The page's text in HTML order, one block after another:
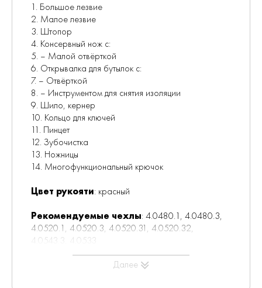
1. Большое лезвие
2. Малое лезвие
3. Штопор
4. Консервный нож с:
5. – Малой отвёрткой
6. Открывалка для бутылок с:
7. – Отвёрткой
8. – Инструментом для снятия изоляции
9. Шило, кернер
10. Кольцо для ключей
11. Пинцет
12. Зубочистка
13. Ножницы
14. Многофункциональный крючок
Цвет рукояти: красный
Рекомендуемые чехлы: 4.0480.1, 4.0480.3,
4.0520.1, 4.0520.3, 4.0520.31, 4.0520.32,
4.0543.3, 4.0533
Рекомендуемые аксессуары:
Далее